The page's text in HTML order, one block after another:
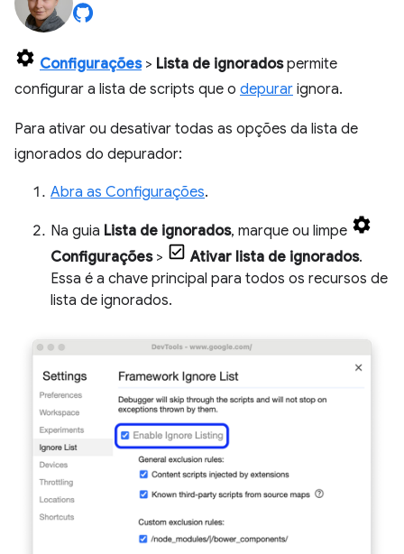
Configurações> Lista de ignoradospermite
configurar a lista de scripts que o depurar ignora.
Para ativar ou desativar todas as opções da lista de
ignorados do depurador:
Abra as Configurações.
Na guia Lista de ignorados, marque ou limpe
Configurações> Ativar lista de ignorados.
Essa é a chave principal para todos os recursos de
lista de ignorados.